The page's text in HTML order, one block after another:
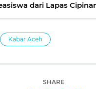
dari Lapas
Kabar Aceh
SHARE